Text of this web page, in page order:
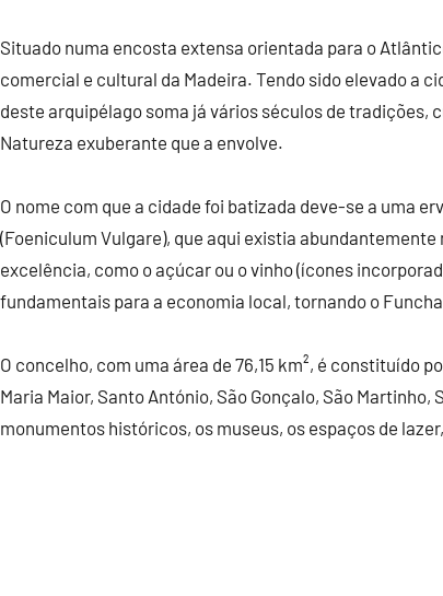
Situado numa encosta extensa orientada para o
comercial e cultural da Madeira. Tendo sido elevado a
deste arquipélago soma já vários séculos de tradições,
Natureza exuberante que a envolve.
O nome com que a cidade foi batizada deve-se a uma
(Foeniculum Vulgare), que aqui existia
excelência, como o açúcar ou o vinho (ícones
fundamentais para a economia local, tornando o
O concelho, com uma área de 76,15 km², é constituído
Maria Maior, Santo António, São Gonçalo, São
monumentos históricos, os museus, os espaços de